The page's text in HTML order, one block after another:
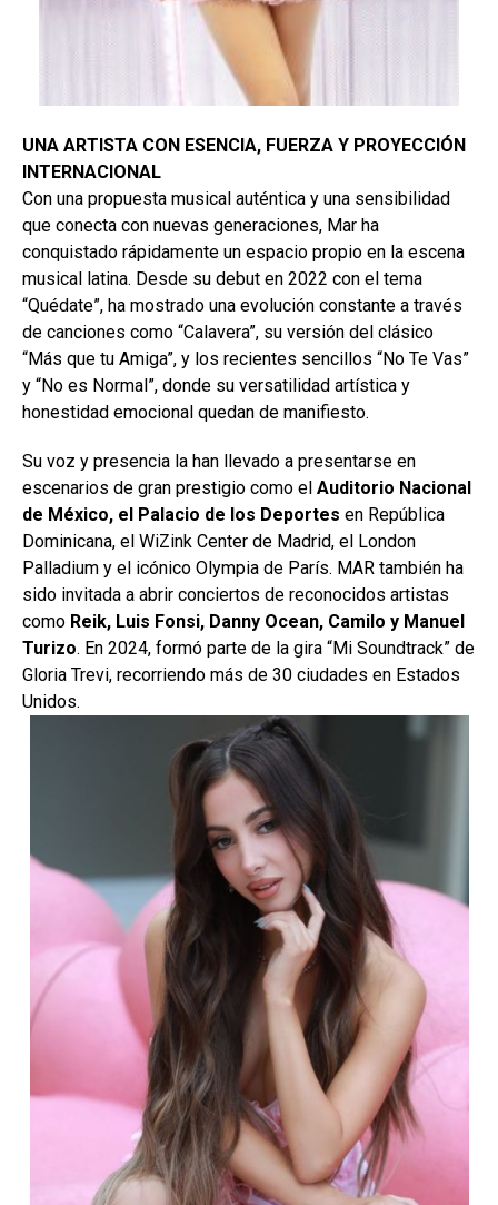
UNA ARTISTA CON ESENCIA, FUERZA Y PROYECCIÓN
INTERNACIONAL
Con una propuesta musical auténtica y una sensibilidad
que conecta con nuevas generaciones, Mar ha
conquistado rápidamente un espacio propio en la escena
musical latina. Desde su debut en 2022 con el tema
“Quédate”, ha mostrado una evolución constante a través
de canciones como “Calavera”, su versión del clásico
“Más que tu Amiga”, y los recientes sencillos “No Te Vas”
y “No es Normal”, donde su versatilidad artística y
honestidad emocional quedan de manifiesto.
Su voz y presencia la han llevado a presentarse en
escenarios de gran prestigio como el Auditorio Nacional
de México, el Palacio de los Deportes en República
Dominicana, el WiZink Center de Madrid, el London
Palladium y el icónico Olympia de París. MAR también ha
sido invitada a abrir conciertos de reconocidos artistas
como Reik, Luis Fonsi, Danny Ocean, Camilo y Manuel
Turizo. En 2024, formó parte de la gira “Mi Soundtrack” de
Gloria Trevi, recorriendo más de 30 ciudades en Estados
Unidos.